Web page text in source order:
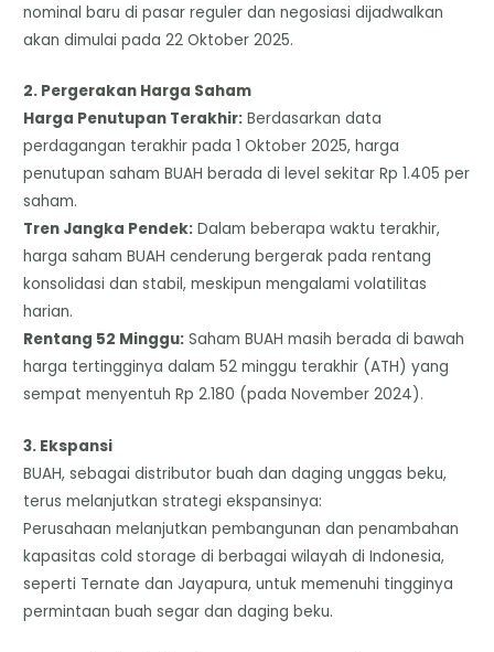
nominal baru di pasar reguler dan negosiasi dijadwalkan
akan dimulai pada 22 Oktober 2025.
​2. Pergerakan Harga Saham
​Harga Penutupan Terakhir: Berdasarkan data
perdagangan terakhir pada 1 Oktober 2025, harga
penutupan saham BUAH berada di level sekitar Rp 1.405 per
saham.
​Tren Jangka Pendek: Dalam beberapa waktu terakhir,
harga saham BUAH cenderung bergerak pada rentang
konsolidasi dan stabil, meskipun mengalami volatilitas
harian.
​Rentang 52 Minggu: Saham BUAH masih berada di bawah
harga tertingginya dalam 52 minggu terakhir (ATH) yang
sempat menyentuh Rp 2.180 (pada November 2024).
​3. Ekspansi
​BUAH, sebagai distributor buah dan daging unggas beku,
terus melanjutkan strategi ekspansinya:
Perusahaan melanjutkan pembangunan dan penambahan
kapasitas cold storage di berbagai wilayah di Indonesia,
seperti Ternate dan Jayapura, untuk memenuhi tingginya
permintaan buah segar dan daging beku.